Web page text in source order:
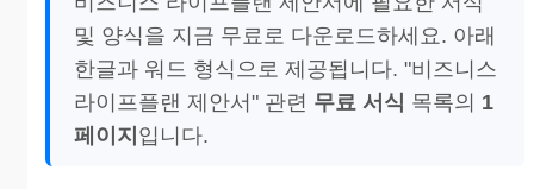
및 양식을 지금 무료로 다운로드하세요. 아래
한글과 워드 형식으로 제공됩니다. "비즈니스
라이프플랜 제안서" 관련 무료 서식 목록의 1
페이지 입니다.